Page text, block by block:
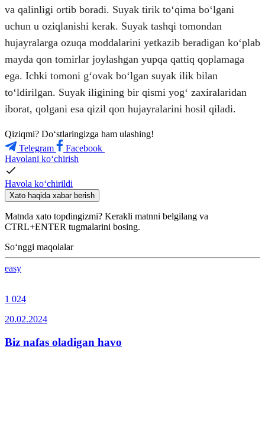
va qalinligi ortib boradi. Suyak tirik toʻqima boʻlgani
uchun u oziqlanishi kerak. Suyak tashqi tomondan
hujayralarga ozuqa moddalarini yetkazib beradigan koʻplab
mayda qon tomirlar joylashgan yupqa qattiq qoplamaga
ega. Ichki tomoni gʻovak boʻlgan suyak ilik bilan
toʻldirilgan. Suyak iligining bir qismi yogʻ zaxiralaridan
iborat, qolgani esa qizil qon hujayralarini hosil qiladi.
Qiziqmi? Doʻstlaringizga ham ulashing!
Telegram
Facebook
Havolani ko‘chirish
Havola ko‘chirildi
Xato haqida xabar berish
Matnda xato topdingizmi? Kerakli matnni belgilang va
CTRL+ENTER tugmalarini bosing.
So‘nggi maqolalar
easy
1 024
20.02.2024
Biz nafas oladigan havo